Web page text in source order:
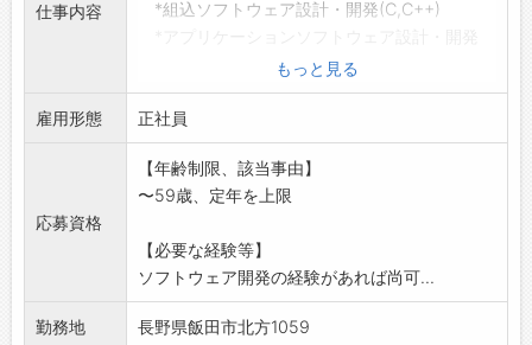
ることができます。
で、自然を大切に想い自然環境に良い最新の設
の取れた働き方を共に選びませんか？
2027年度以降リニア中央新幹線駅が飯田市にで
き、名古屋、東京へのアプローチも僅か15分、
30分と劇的に交通環境も変わります。
コンビニエンスストアのカフェコーヒーの製氷
事業をメインに、今後新たな食品事業を伸ばし
ていこうと検討しています。
新しい取り組みや新商品の考案、柔軟な考え方
仕事内容
*組込ソフトウェア設計・開発(C,C++)
*システム設計・サーバー構築
※雇用条件等の詳細については面接時に説明い
たします。
【業務の変更範囲】:会社の定める業務
もっと見る
雇用形態 正社員
応募資格
【年齢制限、該当事由】
〜59歳、定年を上限
【必要な経験等】
ソフトウェア開発の経験があれば尚可...
勤務地 長野県飯田市北方1059